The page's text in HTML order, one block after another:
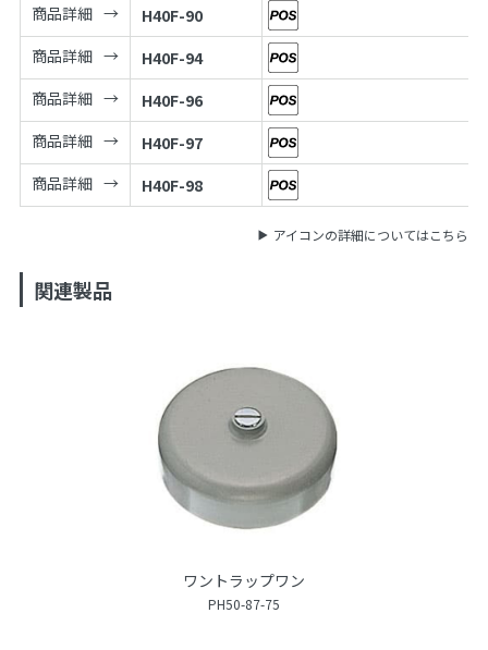
商品詳細
H40F-90
商品詳細
H40F-94
商品詳細
H40F-96
商品詳細
H40F-97
商品詳細
H40F-98
アイコンの詳細についてはこちら
関連製品
ワントラップワン
PH50-87-75